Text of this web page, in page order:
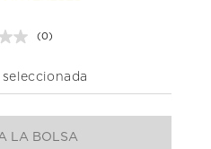
Sin
Enlace
misma
página.
(0)
LA BOLSA